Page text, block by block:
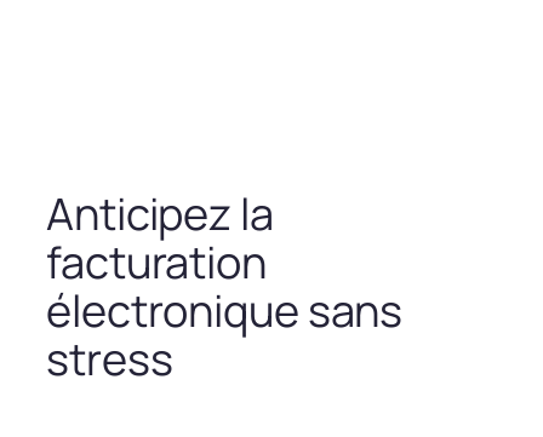
Anticipez la
facturation
électronique sans
stress